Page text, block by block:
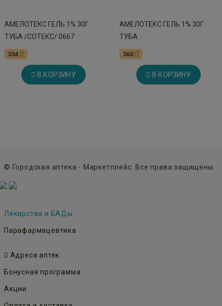
АМЕЛОТЕКС ГЕЛЬ 1% 30Г.
ТУБА /СОТЕКС/ 0667
334
В КОРЗИНУ
АМЕЛОТЕКС ГЕЛЬ 1% 30Г.
ТУБА
360
В КОРЗИНУ
© Городская аптека - Маркетплейс. Все права защищены
Лекарства и БАДы
Парафармацевтика
Адреса аптек
Бонусная программа
Акции